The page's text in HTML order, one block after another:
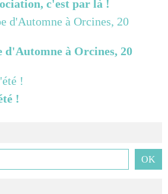
c'est par là !
d'Automne à Orcines, 20
!